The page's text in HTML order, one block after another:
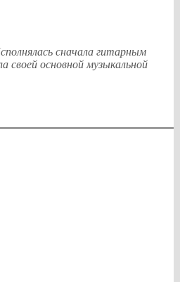
сначала гитарным
основной музыкальной